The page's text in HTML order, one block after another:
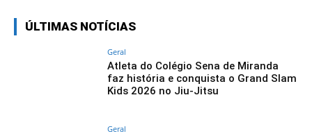
ÚLTIMAS NOTÍCIAS
Geral
Atleta do Colégio Sena de Miranda
faz história e conquista o Grand Slam
Kids 2026 no Jiu-Jitsu
Geral